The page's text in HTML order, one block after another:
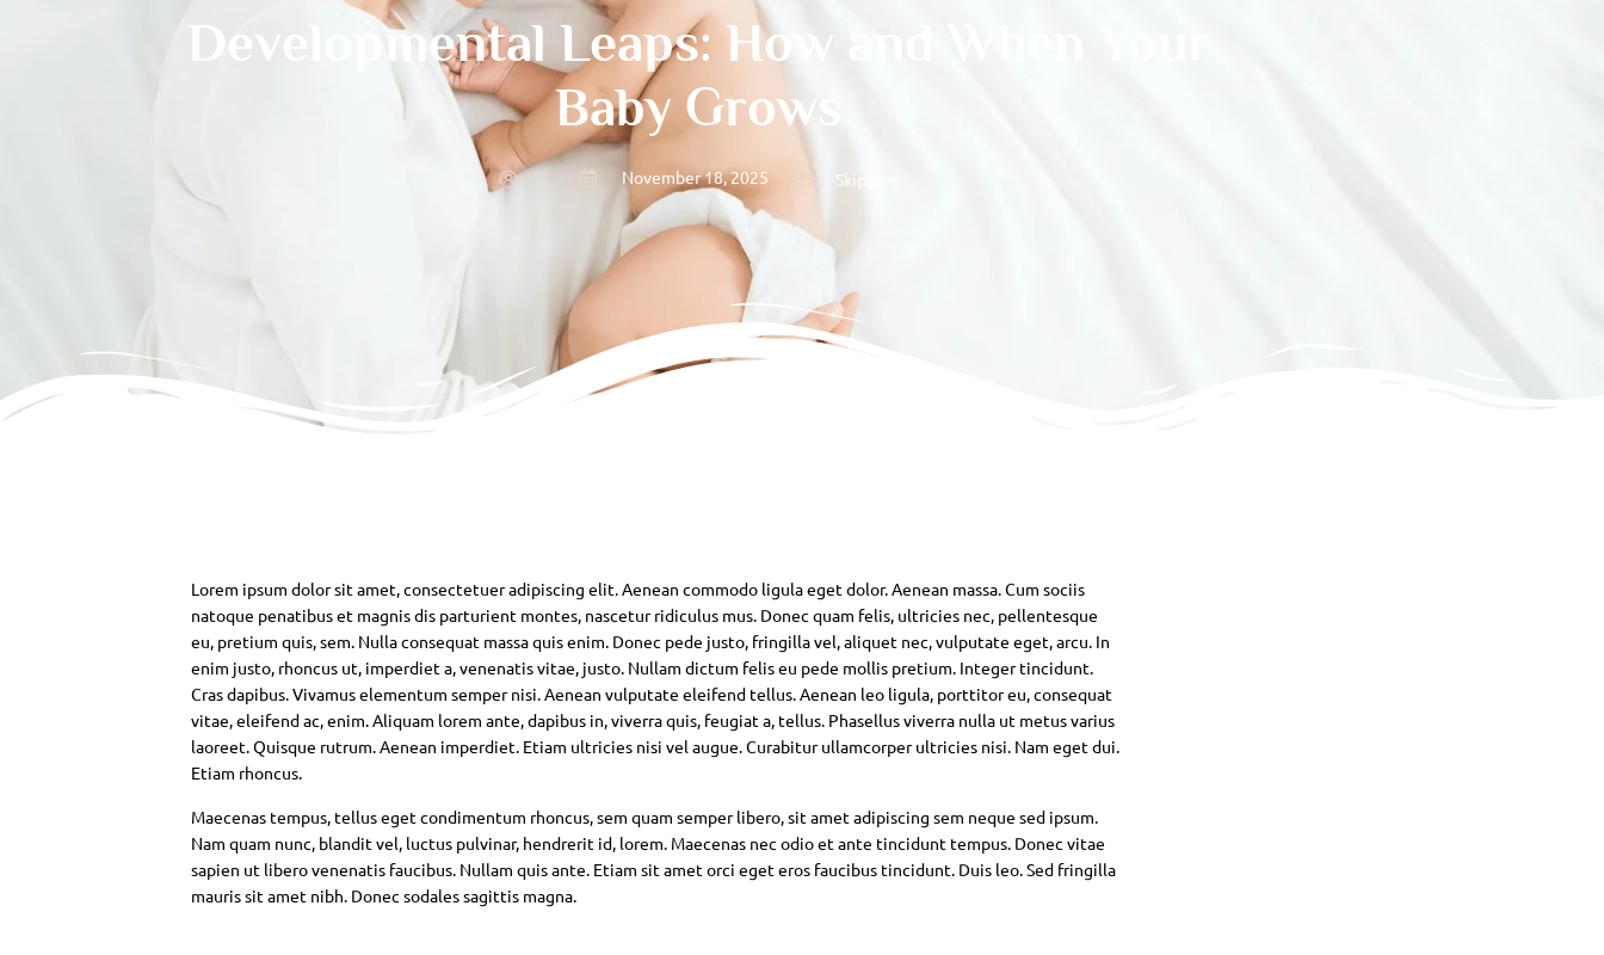
Developmental Leaps: How and When Your
Baby Grows
November 18, 2025 Skippers
Lorem ipsum dolor sit amet, consectetuer adipiscing elit. Aenean commodo ligula eget dolor. Aenean massa. Cum sociis
natoque penatibus et magnis dis parturient montes, nascetur ridiculus mus. Donec quam felis, ultricies nec, pellentesque
eu, pretium quis, sem. Nulla consequat massa quis enim. Donec pede justo, fringilla vel, aliquet nec, vulputate eget, arcu. In
enim justo, rhoncus ut, imperdiet a, venenatis vitae, justo. Nullam dictum felis eu pede mollis pretium. Integer tincidunt.
Cras dapibus. Vivamus elementum semper nisi. Aenean vulputate eleifend tellus. Aenean leo ligula, porttitor eu, consequat
vitae, eleifend ac, enim. Aliquam lorem ante, dapibus in, viverra quis, feugiat a, tellus. Phasellus viverra nulla ut metus varius
laoreet. Quisque rutrum. Aenean imperdiet. Etiam ultricies nisi vel augue. Curabitur ullamcorper ultricies nisi. Nam eget dui.
Etiam rhoncus.
Maecenas tempus, tellus eget condimentum rhoncus, sem quam semper libero, sit amet adipiscing sem neque sed ipsum.
Nam quam nunc, blandit vel, luctus pulvinar, hendrerit id, lorem. Maecenas nec odio et ante tincidunt tempus. Donec vitae
sapien ut libero venenatis faucibus. Nullam quis ante. Etiam sit amet orci eget eros faucibus tincidunt. Duis leo. Sed fringilla
mauris sit amet nibh. Donec sodales sagittis magna.